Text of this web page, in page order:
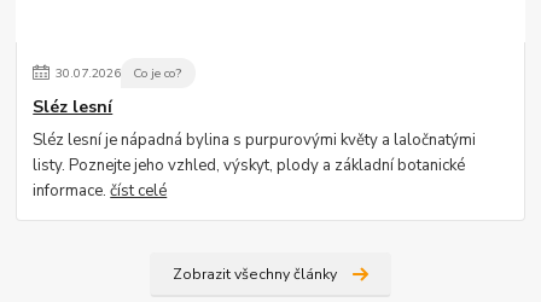
30.07.2026 Co je co?
Sléz lesní
Sléz lesní je nápadná bylina s purpurovými květy a laločnatými
listy. Poznejte jeho vzhled, výskyt, plody a základní botanické
informace.číst celé
Zobrazit všechny články